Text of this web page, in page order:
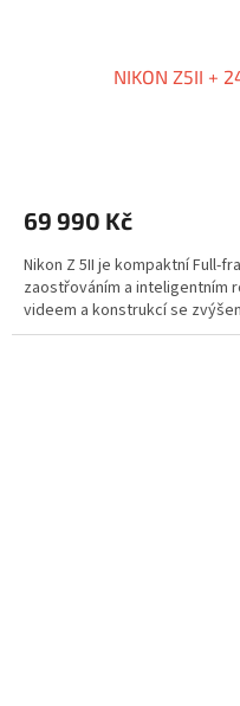
NIKON Z5II +
69 990 Kč
Nikon Z 5II je kompaktní Full-
zaostřováním a inteligentním
videem a konstrukcí se